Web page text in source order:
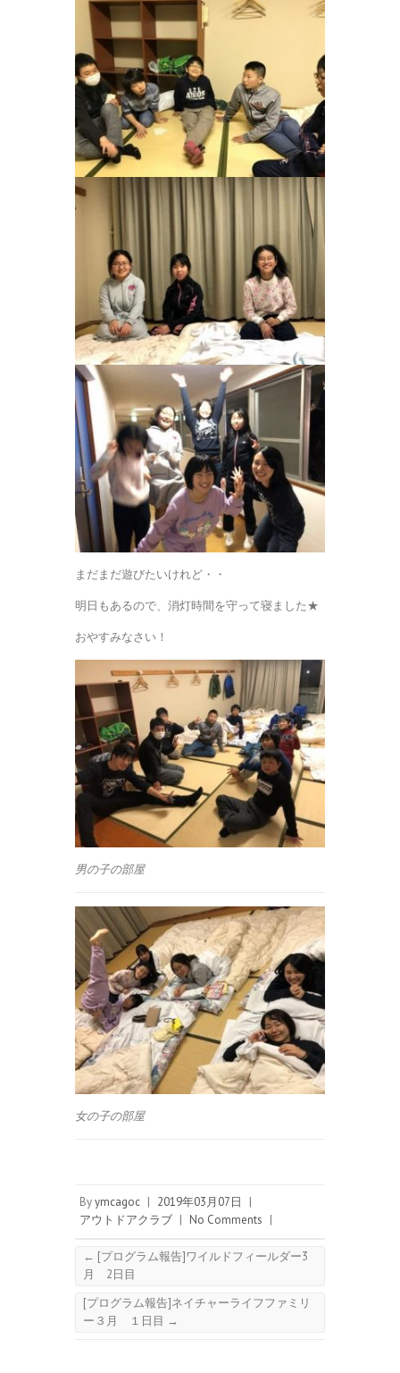
まだまだ遊びたいけれど・・
明日もあるので、消灯時間を守って寝ました★
おやすみなさい！
男の子の部屋
女の子の部屋
Byymcagoc | 2019年03月07日
|
アウトドアクラブ | No Comments |
← [プログラム報告]ワイルドフィールダー3
月 2日目
[プログラム報告]ネイチャーライフファミリ
ー３月 １日目 →